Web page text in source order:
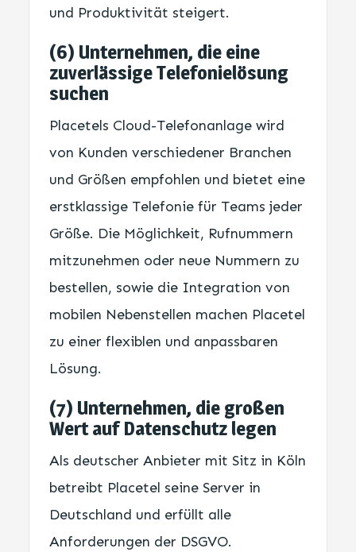
und Produktivität steigert.
(6) Unternehmen, die eine
zuverlässige Telefonielösung
suchen
Placetels Cloud-Telefonanlage wird
von Kunden verschiedener Branchen
und Größen empfohlen und bietet eine
erstklassige Telefonie für Teams jeder
Größe. Die Möglichkeit, Rufnummern
mitzunehmen oder neue Nummern zu
bestellen, sowie die Integration von
mobilen Nebenstellen machen Placetel
zu einer flexiblen und anpassbaren
Lösung.
(7) Unternehmen, die großen
Wert auf Datenschutz legen
Als deutscher Anbieter mit Sitz in Köln
betreibt Placetel seine Server in
Deutschland und erfüllt alle
Anforderungen der DSGVO.